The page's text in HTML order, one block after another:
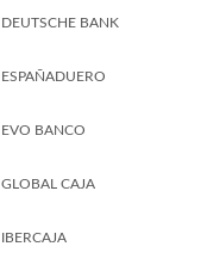
DEUTSCHE BANK
ESPAÑADUERO
EVO BANCO
GLOBAL CAJA
IBERCAJA